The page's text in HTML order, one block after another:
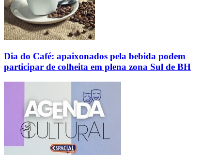
Dia do Café: apaixonados pela bebida podem
participar de colheita em plena zona Sul de BH